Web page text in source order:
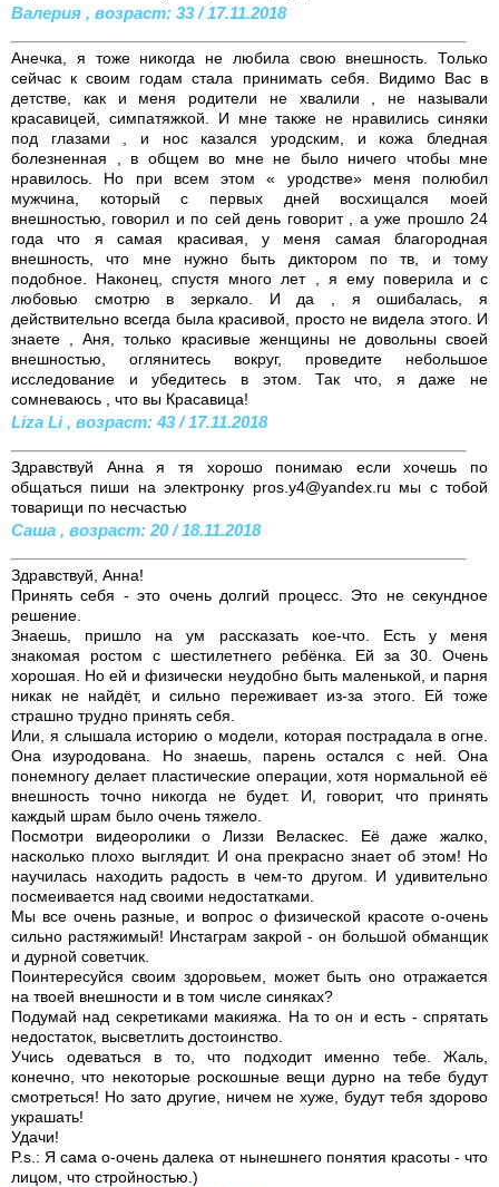
Валерия , возраст: 33 / 17.11.2018
Анечка, я тоже никогда не любила свою внешность. Только
сейчас к своим годам стала принимать себя. Видимо Вас в
детстве, как и меня родители не хвалили , не называли
красавицей, симпатяжкой. И мне также не нравились синяки
под глазами , и нос казался уродским, и кожа бледная
болезненная , в общем во мне не было ничего чтобы мне
нравилось. Но при всем этом « уродстве» меня полюбил
мужчина, который с первых дней восхищался моей
внешностью, говорил и по сей день говорит , а уже прошло 24
года что я самая красивая, у меня самая благородная
внешность, что мне нужно быть диктором по тв, и тому
подобное. Наконец, спустя много лет , я ему поверила и с
любовью смотрю в зеркало. И да , я ошибалась, я
действительно всегда была красивой, просто не видела этого. И
знаете , Аня, только красивые женщины не довольны своей
внешностью, оглянитесь вокруг, проведите небольшое
исследование и убедитесь в этом. Так что, я даже не
сомневаюсь , что вы Красавица!
Liza Li , возраст: 43 / 17.11.2018
Здравствуй Анна я тя хорошо понимаю если хочешь по
общаться пиши на электронку pros.y4@yandex.ru мы с тобой
товарищи по несчастью
Саша , возраст: 20 / 18.11.2018
Здравствуй, Анна!
Принять себя - это очень долгий процесс. Это не секундное
решение.
Знаешь, пришло на ум рассказать кое-что. Есть у меня
знакомая ростом с шестилетнего ребёнка. Ей за 30. Очень
хорошая. Но ей и физически неудобно быть маленькой, и парня
никак не найдёт, и сильно переживает из-за этого. Ей тоже
страшно трудно принять себя.
Или, я слышала историю о модели, которая пострадала в огне.
Она изуродована. Но знаешь, парень остался с ней. Она
понемногу делает пластические операции, хотя нормальной её
внешность точно никогда не будет. И, говорит, что принять
каждый шрам было очень тяжело.
Посмотри видеоролики о Лиззи Веласкес. Её даже жалко,
насколько плохо выглядит. И она прекрасно знает об этом! Но
научилась находить радость в чем-то другом. И удивительно
посмеивается над своими недостатками.
Мы все очень разные, и вопрос о физической красоте о-очень
сильно растяжимый! Инстаграм закрой - он большой обманщик
и дурной советчик.
Поинтересуйся своим здоровьем, может быть оно отражается
на твоей внешности и в том числе синяках?
Подумай над секретиками макияжа. На то он и есть - спрятать
недостаток, высветлить достоинство.
Учись одеваться в то, что подходит именно тебе. Жаль,
конечно, что некоторые роскошные вещи дурно на тебе будут
смотреться! Но зато другие, ничем не хуже, будут тебя здорово
украшать!
Удачи!
P.s.: Я сама о-очень далека от нынешнего понятия красоты - что
лицом, что стройностью.)